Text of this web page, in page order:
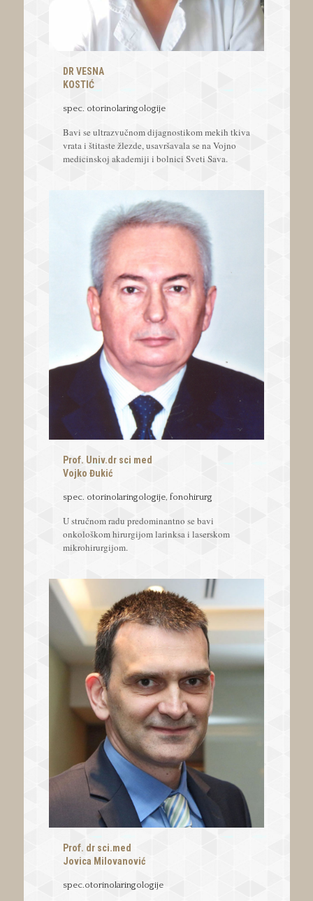
DR VESNA
KOSTIĆ
spec. otorinolaringologije
Bavi se ultrazvučnom dijagnostikom mekih tkiva
vrata i štitaste žlezde, usavršavala se na Vojno
medicinskoj akademiji i bolnici Sveti Sava.
Prof. Univ.dr sci med
Vojko Đukić
spec. otorinolaringologije, fonohirurg
U stručnom radu predominantno se bavi
onkološkom hirurgijom larinksa i laserskom
mikrohirurgijom.
Prof. dr sci.med
Jovica Milovanović
spec.otorinolaringologije